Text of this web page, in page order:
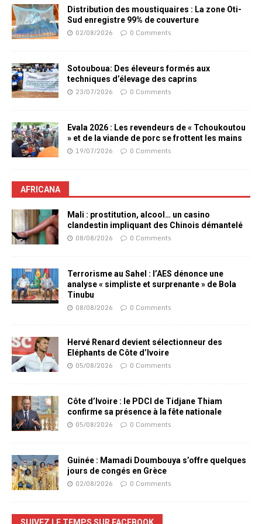
Distribution des moustiquaires : La zone Oti-
Sud enregistre 99% de couverture
02/08/2026 0 Comments
Sotouboua: Des éleveurs formés aux
techniques d’élevage des caprins
23/07/2026 0 Comments
Evala 2026 : Les revendeurs de « Tchoukoutou
» et de la viande de porc se frottent les mains
19/07/2026 0 Comments
AFRICANA
Mali : prostitution, alcool… un casino
clandestin impliquant des Chinois démantelé
08/08/2026 0 Comments
Terrorisme au Sahel : l’AES dénonce une
analyse « simpliste et surprenante » de Bola
Tinubu
08/08/2026 0 Comments
Hervé Renard devient sélectionneur des
Eléphants de Côte d’Ivoire
05/08/2026 0 Comments
Côte d’Ivoire : le PDCI de Tidjane Thiam
confirme sa présence à la fête nationale
05/08/2026 0 Comments
Guinée : Mamadi Doumbouya s’offre quelques
jours de congés en Grèce
02/08/2026 0 Comments
SUIVEZ LE TEMPS SUR FACEBOOK